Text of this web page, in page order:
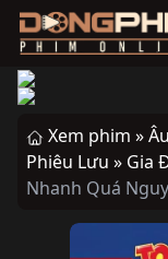
Xem phim »
Phiêu Lưu » Gia
Nhanh Quá